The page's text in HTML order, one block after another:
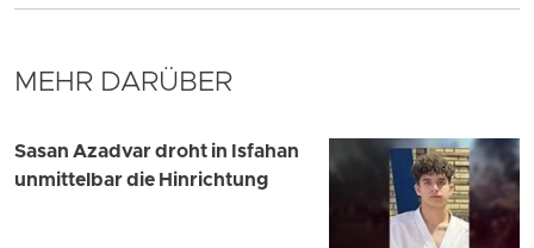
MEHR DARÜBER
Sasan Azadvar droht in Isfahan
unmittelbar die Hinrichtung